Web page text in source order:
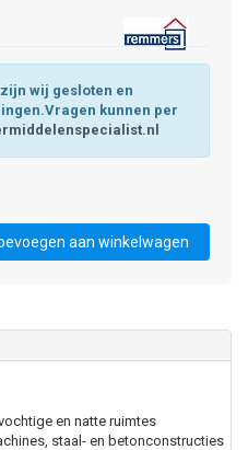
wij gesloten en
kunnen per
aan winkelwagen
en natte ruimtes
staal- en betonconstructies